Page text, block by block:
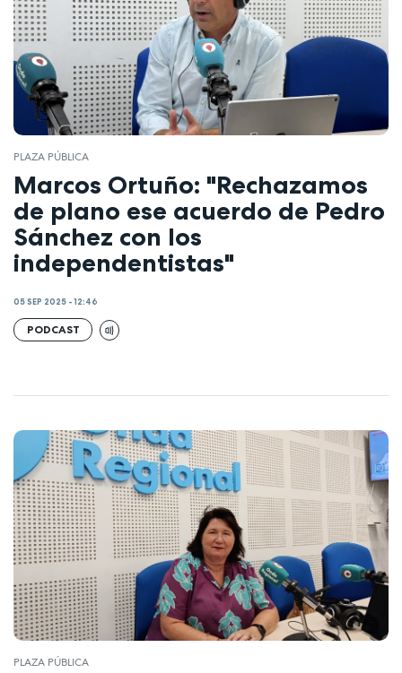
PLAZA PÚBLICA
Marcos Ortuño: "Rechazamos
de plano ese acuerdo de Pedro
Sánchez con los
independentistas"
05 SEP 2025 - 12:46
PODCAST
PLAZA PÚBLICA